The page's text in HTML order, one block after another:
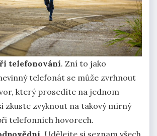
telefonování. Zní to jako
telefonát se může zvrhnout
který prosedíte na jednom
zkuste zvyknout na takový mírný
telefonních hovorech.